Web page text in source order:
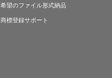
希望のファイル形式納品
商標登録サポート